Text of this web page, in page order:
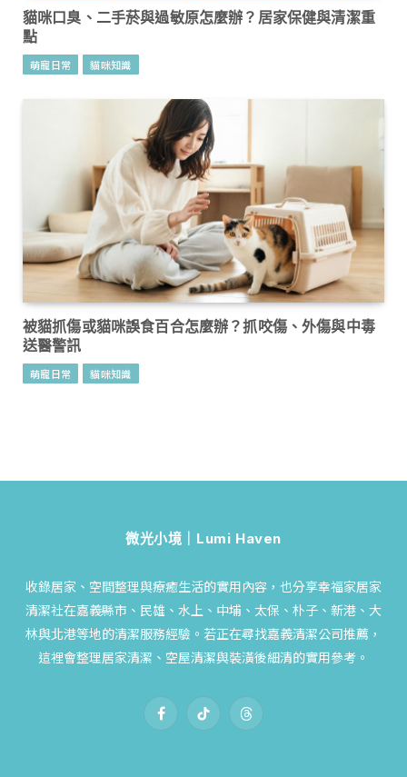
貓咪口臭、二手菸與過敏原怎麼辦？居家保健與清潔重
點
萌寵日常 貓咪知識
被貓抓傷或貓咪誤食百合怎麼辦？抓咬傷、外傷與中毒
送醫警訊
萌寵日常 貓咪知識
微光小境｜Lumi Haven
收錄居家、空間整理與療癒生活的實用內容，也分享幸福家居家
清潔社在嘉義縣市、民雄、水上、中埔、太保、朴子、新港、大
林與北港等地的清潔服務經驗。若正在尋找嘉義清潔公司推薦，
這裡會整理居家清潔、空屋清潔與裝潢後細清的實用參考。
FacebookTikTokThreads